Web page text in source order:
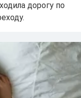
дорогу по